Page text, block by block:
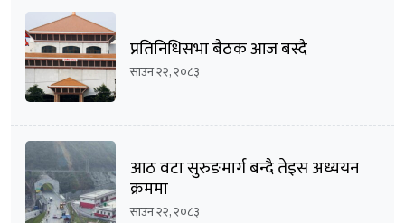
प्रतिनिधिसभा बैठक आज बस्दै
साउन २२, २०८३
आठ वटा सुरुङमार्ग बन्दै तेइस अध्ययन
क्रममा
साउन २२, २०८३